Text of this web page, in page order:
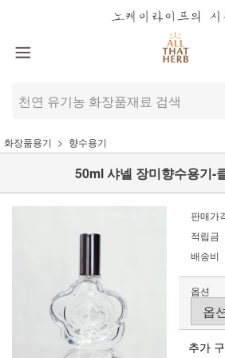
화장품용기 향수용기
50ml 샤넬 장미향수용기-
판매가
적립금
배송비
옵션
추가